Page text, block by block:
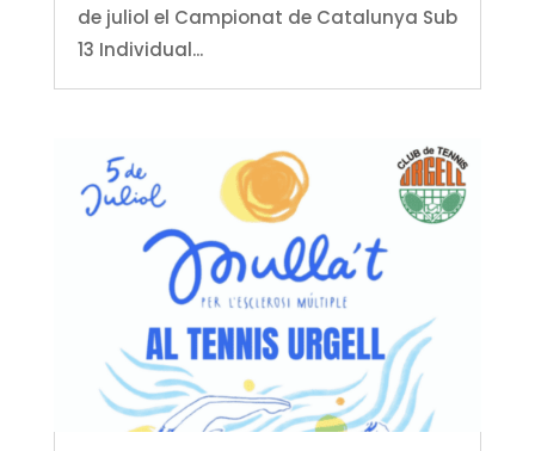
de juliol el Campionat de Catalunya Sub
13 Individual...